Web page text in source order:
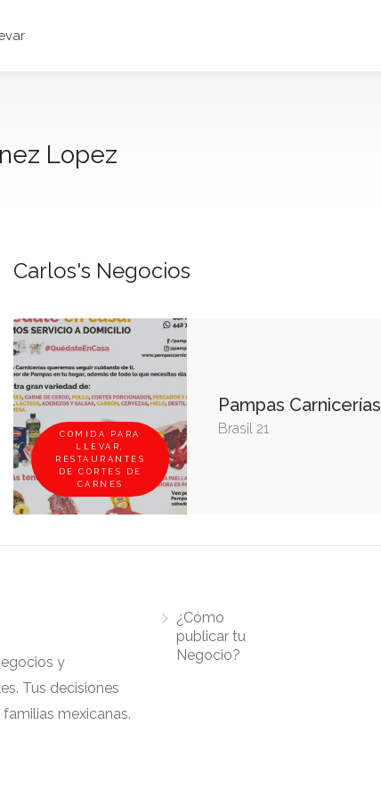
Lopez
Carlos's Negocios
COMIDA PARA
LLEVAR,
RESTAURANTES
DE CORTES DE
CARNES
Pampas Carnicerías
Brasil 21
y
Tus decisiones
mexicanas.
¿Cómo
publicar tu
Negocio?